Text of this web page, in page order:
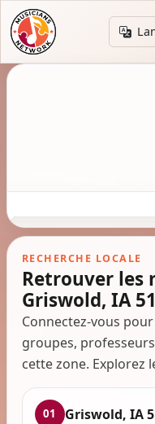
RECHERCHE LOCALE
Retrouver les
Griswold, IA
Connectez-vous
groupes,
cette zone. Explorez
01 Griswold, IA